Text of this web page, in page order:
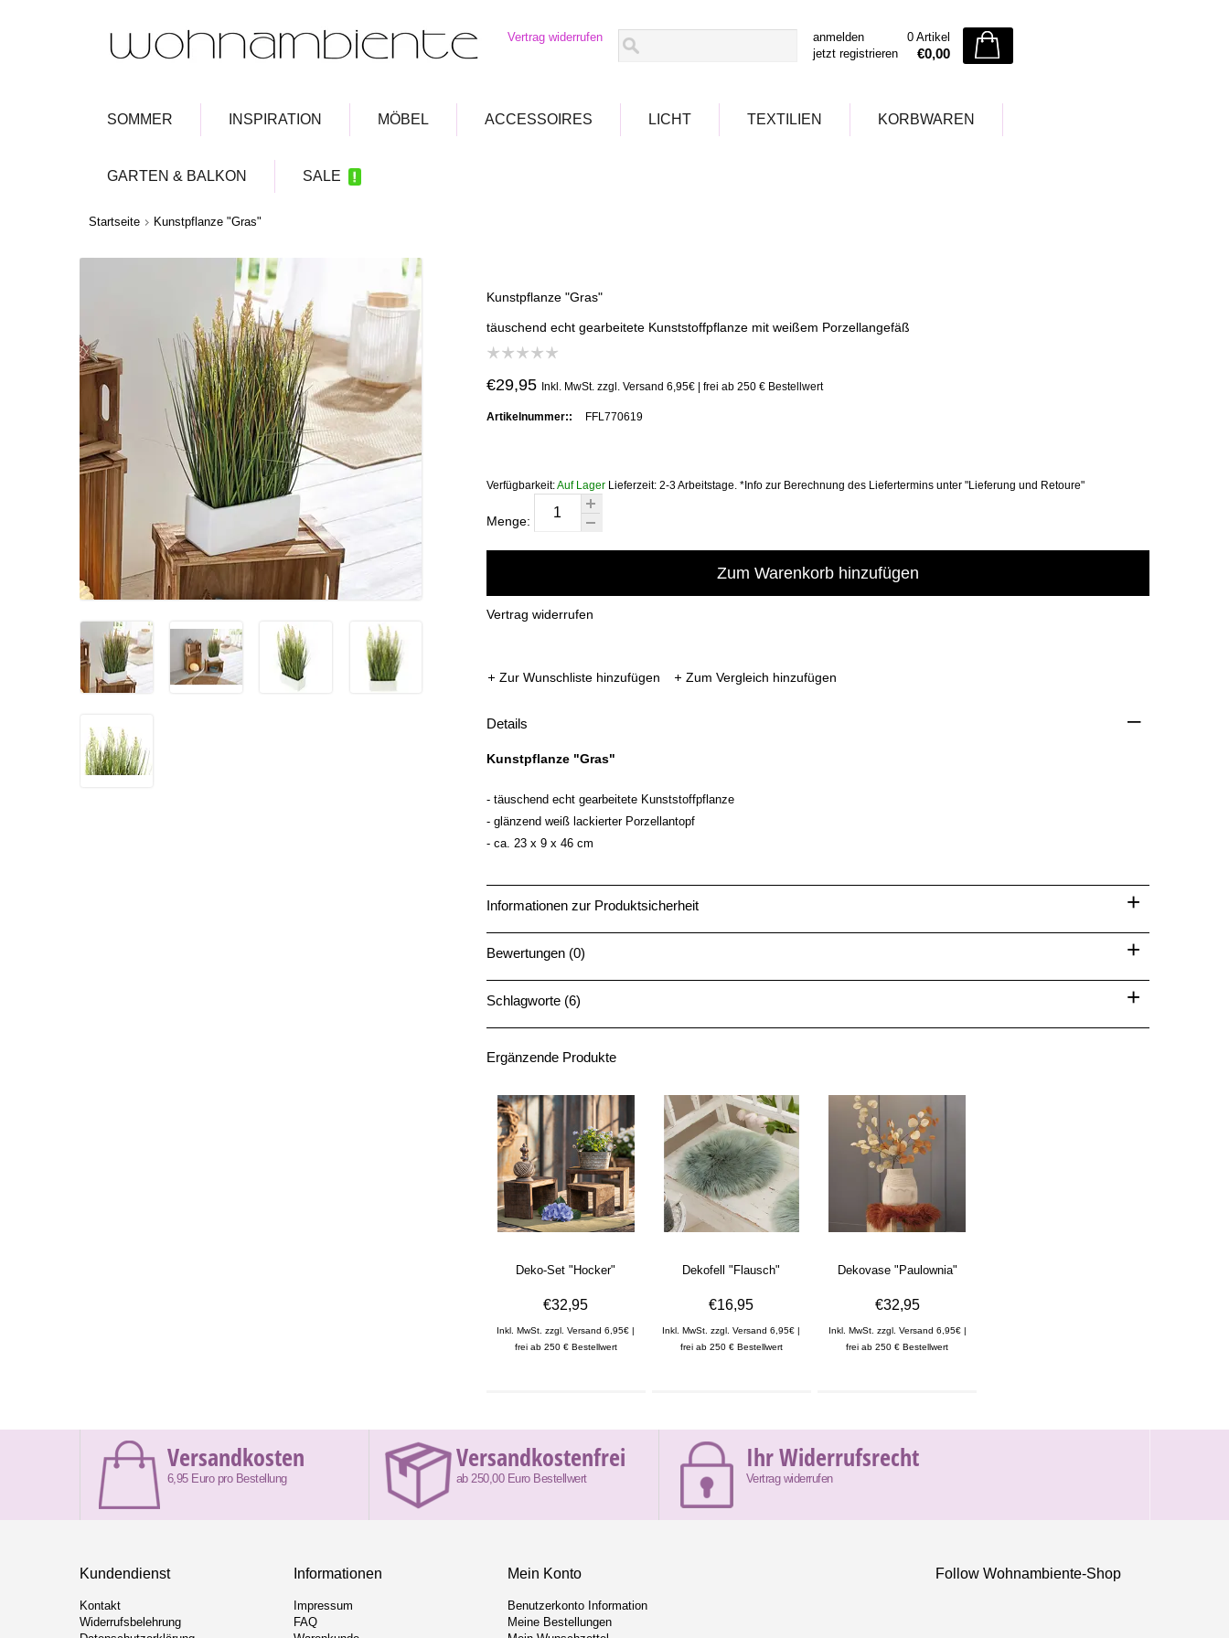
Vertrag widerrufen
anmelden
jetzt registrieren
0 Artikel
€0,00
SOMMER INSPIRATION MÖBEL ACCESSOIRES LICHT TEXTILIEN KORBWAREN
GARTEN & BALKON SALE
Startseite Kunstpflanze "Gras"
Kunstpflanze "Gras"
täuschend echt gearbeitete Kunststoffpflanze mit weißem Porzellangefäß
€29,95 Inkl. MwSt. zzgl. Versand 6,95€ | frei ab 250 € Bestellwert
Artikelnummer:: FFL770619
Verfügbarkeit:Auf Lager Lieferzeit: 2-3 Arbeitstage. *Info zur Berechnung des Liefertermins unter "Lieferung und Retoure"
Menge:
Zum Warenkorb hinzufügen
Vertrag widerrufen
Zur Wunschliste hinzufügen Zum Vergleich hinzufügen
Details –
Kunstpflanze "Gras"
- täuschend echt gearbeitete Kunststoffpflanze
- glänzend weiß lackierter Porzellantopf
- ca. 23 x 9 x 46 cm
Informationen zur Produktsicherheit +
Bewertungen (0) +
Schlagworte (6) +
Ergänzende Produkte
Deko-Set "Hocker"
€32,95
Inkl. MwSt. zzgl. Versand 6,95€ |
frei ab 250 € Bestellwert
Dekofell "Flausch"
€16,95
Inkl. MwSt. zzgl. Versand 6,95€ |
frei ab 250 € Bestellwert
Dekovase "Paulownia"
€32,95
Inkl. MwSt. zzgl. Versand 6,95€ |
frei ab 250 € Bestellwert
Versandkosten
6,95 Euro pro Bestellung
Versandkostenfrei
ab 250,00 Euro Bestellwert
Ihr Widerrufsrecht
Vertrag widerrufen
Kundendienst
Kontakt
Widerrufsbelehrung
Informationen
Impressum
FAQ
Mein Konto
Benutzerkonto Information
Meine Bestellungen
Follow Wohnambiente-Shop